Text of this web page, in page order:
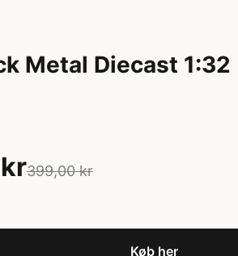
Metal Diecast 1:32
399,00 kr
Køb her